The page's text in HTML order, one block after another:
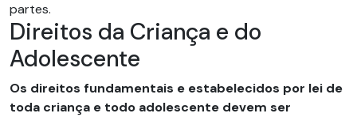
partes.
Direitos da Criança e do
Adolescente
Os direitos fundamentais e estabelecidos por lei de
toda criança e todo adolescente devem ser